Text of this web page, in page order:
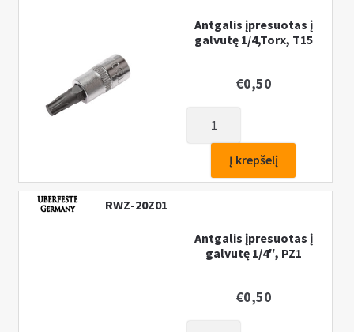
1/4",
PH3
Antgalis įpresuotas į
galvutę 1/4,Torx, T15
€0,50
Antgalis
įpresuotas
į
1/4,Torx,
T15
Į krepšelį
RWZ-20Z01
Antgalis įpresuotas į
galvutę 1/4″, PZ1
€0,50